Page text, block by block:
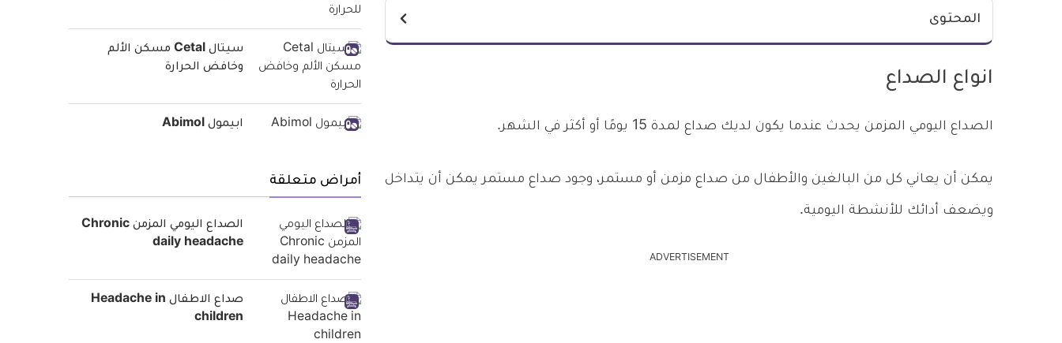
المحتوى
انواع الصداع
الصداع اليومي المزمن يحدث عندما يكون لديك صداع لمدة 15 يومًا أو أكثر في الشهر.
يمكن أن يعاني كل من البالغين والأطفال من صداع مزمن أو مستمر، وجود صداع مستمر يمكن أن يتداخل
ويضعف أدائك للأنشطة اليومية.
ADVERTISEMENT
سيتال Cetal مسكن الألم
وخافض الحرارة
ابيمول Abimol
أمراض متعلقة
الصداع اليومي المزمن Chronic
daily headache
صداع الاطفال Headache in
children